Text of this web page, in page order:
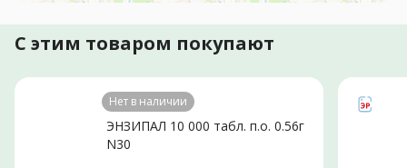
С этим товаром покупают
Нет в наличии
ЭНЗИПАЛ 10 000 табл. п.о. 0.56г
N30